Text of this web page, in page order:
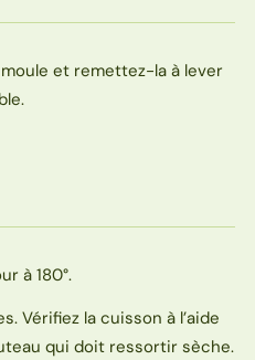
et remettez-la à lever
à 180°.
Vérifiez la cuisson à l’aide
qui doit ressortir sèche.